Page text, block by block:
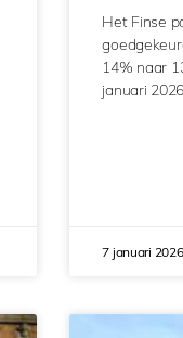
Het Finse
14% naar
januari
7 januari 2026